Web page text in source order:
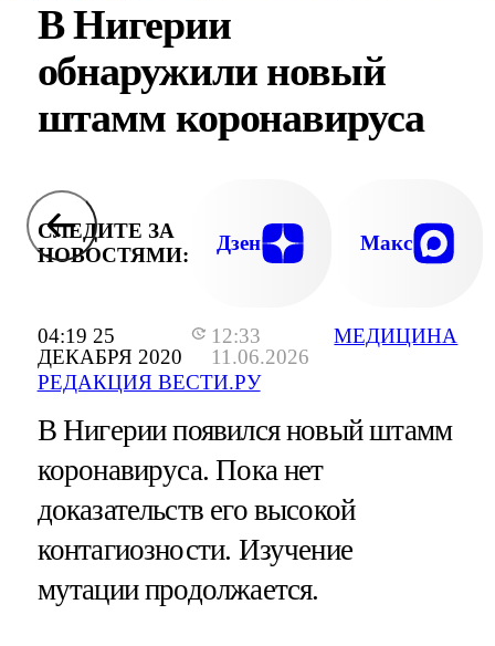
04:19 25
ДЕКАБРЯ 2020
12:33
11.06.2026
РЕДАКЦИЯ ВЕСТИ.РУ
МЕДИЦИНА
В Нигерии
обнаружили новый
штамм коронавируса
СЛЕДИТЕ ЗА
НОВОСТЯМИ:
Дзен Макс
В Нигерии появился новый штамм
коронавируса. Пока нет
доказательств его высокой
контагиозности. Изучение
мутации продолжается.